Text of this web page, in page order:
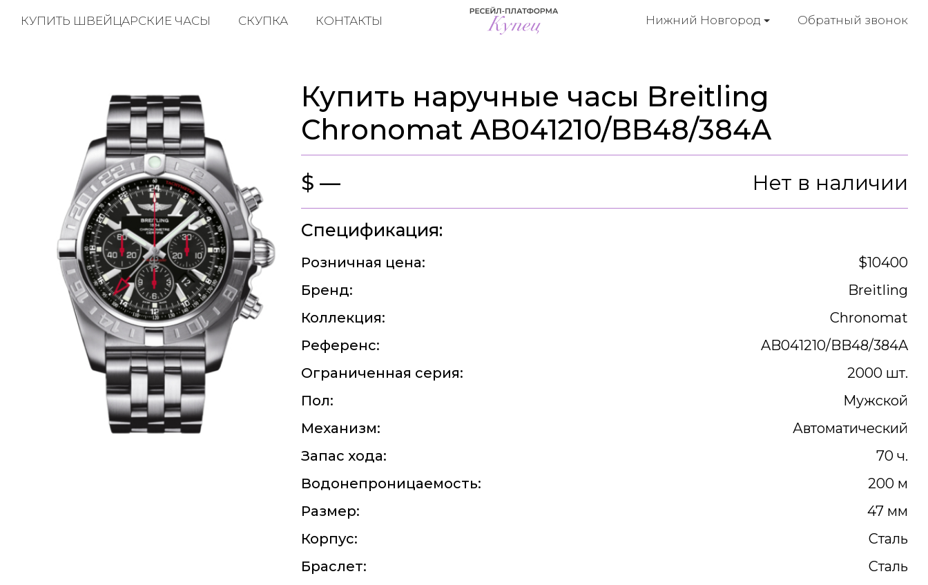
Нижний Новгород Обратный звонок
КУПИТЬ ШВЕЙЦАРСКИЕ ЧАСЫ СКУПКА КОНТАКТЫ
Купить наручные часы Breitling
Chronomat AB041210/BB48/384A
$ — Нет в наличии
Спецификация:
Розничная цена:
$10400
Бренд:
Breitling
Коллекция:
Chronomat
Референс:
AB041210/BB48/384A
Ограниченная серия:
2000 шт.
Пол:
Мужской
Механизм:
Автоматический
Запас хода:
70 ч.
Водонепроницаемость:
200 м
Размер:
47 мм
Корпус:
Сталь
Браслет:
Сталь